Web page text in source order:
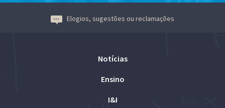
Elogios, sugestões ou reclamações
Notícias
Ensino
I&I